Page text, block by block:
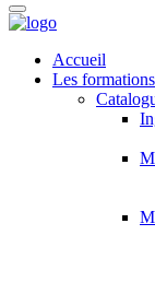
Accueil
Les formations